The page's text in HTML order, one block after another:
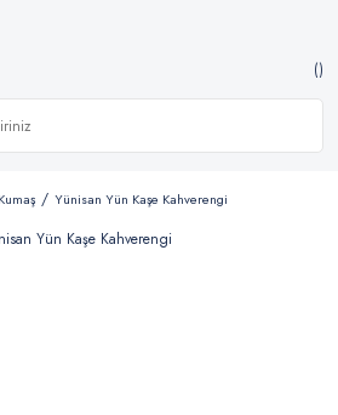
Yünisan Yün Kaşe Kahverengi